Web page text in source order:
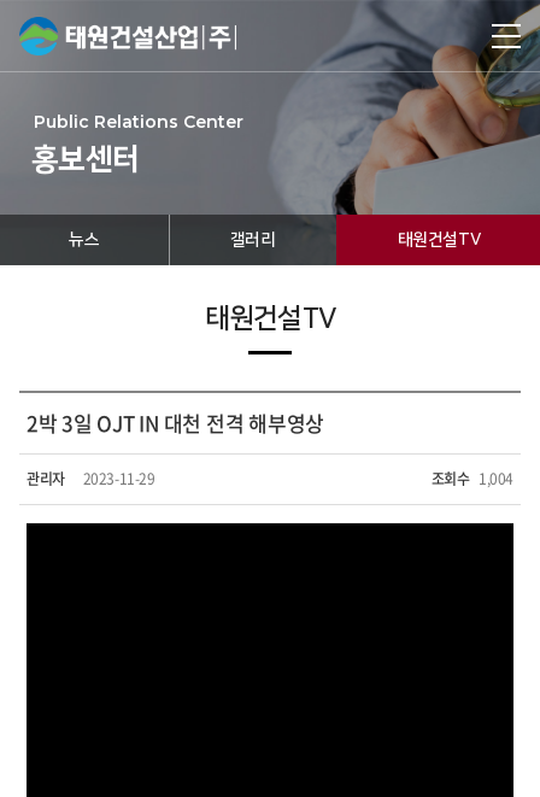
Public Relations Center
홍보센터
뉴스 갤러리 태원건설TV
태원건설TV
2박 3일 OJT IN 대천 전격 해부영상
관리자 2023-11-29 조회수 1,004